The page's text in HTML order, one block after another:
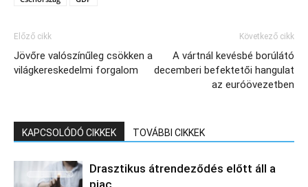
Előző cikk
Jövőre valószínűleg csökken a
világkereskedelmi forgalom
Következő cikk
A vártnál kevésbé borúlátó
decemberi befektetői hangulat
az euróövezetben
KAPCSOLÓDÓ CIKKEK TOVÁBBI CIKKEK
Drasztikus átrendeződés előtt áll a
piac